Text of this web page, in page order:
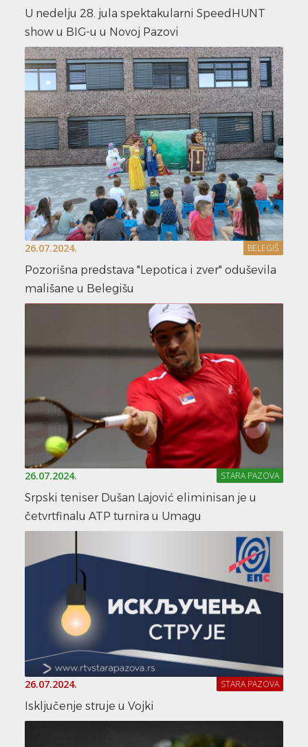
U nedelju 28. jula spektakularni SpeedHUNT
show u BIG-u u Novoj Pazovi
26.07.2024. BELEGIŠ
Pozorišna predstava "Lepotica i zver" oduševila
mališane u Belegišu
26.07.2024. STARA PAZOVA
Srpski teniser Dušan Lajović eliminisan je u
četvrtfinalu ATP turnira u Umagu
26.07.2024. STARA PAZOVA
Isključenje struje u Vojki